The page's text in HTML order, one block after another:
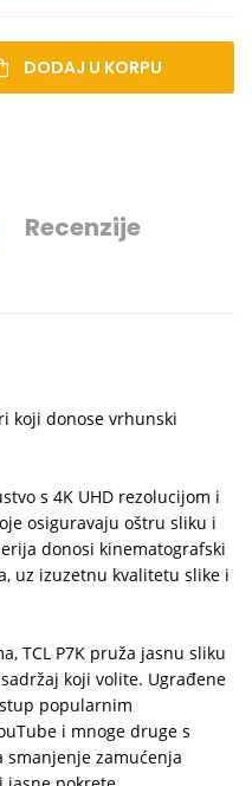
DODAJ U KORPU
Recenzije
koji donose vrhunski
s 4K UHD rezolucijom i
osiguravaju oštru sliku i
donosi kinematografski
uz izuzetnu kvalitetu slike i
TCL P7K pruža jasnu sliku
koji volite. Ugrađene
popularnim
i mnoge druge s
smanjenje zamućenja